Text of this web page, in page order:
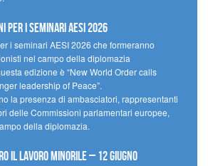
i seminari AESI 2026
i seminari AESI 2026 che formeranno
nel campo della diplomazia
edizione è “New World Order calls
leadership of Peace”.
la presenza di ambasciatori, rappresentanti
delle Commissioni parlamentari europee,
della diplomazia.
il lavoro minorile – 12 giugno